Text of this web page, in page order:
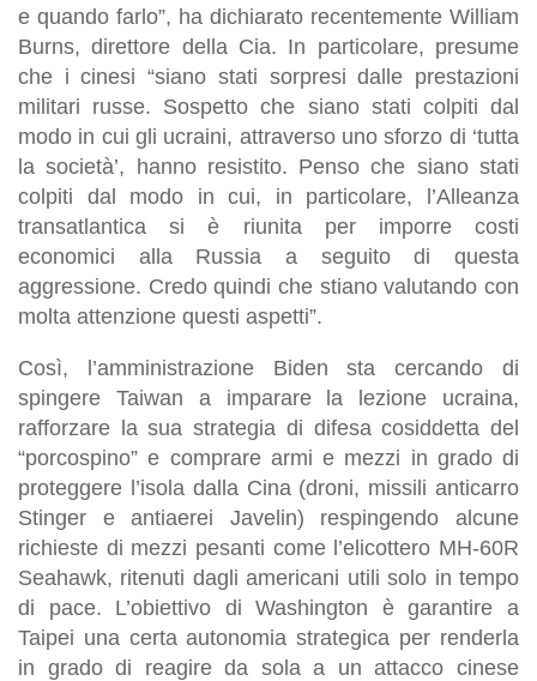
e quando farlo”, ha dichiarato recentemente William
Burns, direttore della Cia. In particolare, presume
che i cinesi “siano stati sorpresi dalle prestazioni
militari russe. Sospetto che siano stati colpiti dal
modo in cui gli ucraini, attraverso uno sforzo di ‘tutta
la società’, hanno resistito. Penso che siano stati
colpiti dal modo in cui, in particolare, l’Alleanza
transatlantica si è riunita per imporre costi
economici alla Russia a seguito di questa
aggressione. Credo quindi che stiano valutando con
molta attenzione questi aspetti”.
Così, l’amministrazione Biden sta cercando di
spingere Taiwan a imparare la lezione ucraina,
rafforzare la sua strategia di difesa cosiddetta del
“porcospino” e comprare armi e mezzi in grado di
proteggere l’isola dalla Cina (droni, missili anticarro
Stinger e antiaerei Javelin) respingendo alcune
richieste di mezzi pesanti come l’elicottero MH-60R
Seahawk, ritenuti dagli americani utili solo in tempo
di pace. L’obiettivo di Washington è garantire a
Taipei una certa autonomia strategica per renderla
in grado di reagire da sola a un attacco cinese